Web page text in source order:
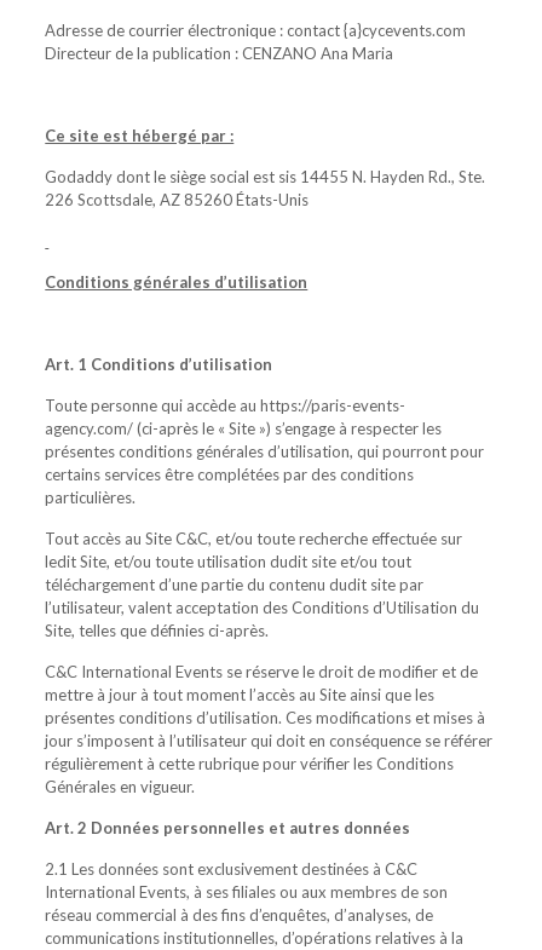
Adresse de courrier électronique : contact {a}cycevents.com
Directeur de la publication : CENZANO Ana Maria
Ce site est hébergé par :
Godaddy dont le siège social est sis 14455 N. Hayden Rd., Ste.
226 Scottsdale, AZ 85260 États-Unis
Conditions générales d’utilisation
Art. 1 Conditions d’utilisation
Toute personne qui accède au https://paris-events-
agency.com/ (ci-après le « Site ») s’engage à respecter les
présentes conditions générales d’utilisation, qui pourront pour
certains services être complétées par des conditions
particulières.
Tout accès au Site C&C, et/ou toute recherche effectuée sur
ledit Site, et/ou toute utilisation dudit site et/ou tout
téléchargement d’une partie du contenu dudit site par
l’utilisateur, valent acceptation des Conditions d’Utilisation du
Site, telles que définies ci-après.
C&C International Events se réserve le droit de modifier et de
mettre à jour à tout moment l’accès au Site ainsi que les
présentes conditions d’utilisation. Ces modifications et mises à
jour s’imposent à l’utilisateur qui doit en conséquence se référer
régulièrement à cette rubrique pour vérifier les Conditions
Générales en vigueur.
Art. 2 Données personnelles et autres données
2.1 Les données sont exclusivement destinées à C&C
International Events, à ses filiales ou aux membres de son
réseau commercial à des fins d’enquêtes, d’analyses, de
communications institutionnelles, d’opérations relatives à la